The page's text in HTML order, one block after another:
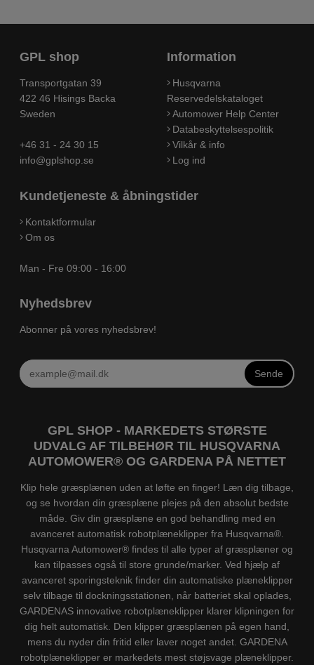
GPL shop
Transportgatan 39
422 46 Hisings Backa
Sweden
+46 31 - 24 30 15
info@gplshop.se
Information
Husqvarna
Reservedelskataloget
Automower Help Center
Databeskyttelsespolitik
Vilkår & info
Log ind
Kundetjeneste & åbningstider
Kontaktformular
Om os
Man - Fre 09:00 - 16:00
Nyhedsbrev
Abonner på vores nyhedsbrev!
Sende
GPL SHOP - MARKEDETS STØRSTE
UDVALG AF TILBEHØR TIL HUSQVARNA
AUTOMOWER® OG GARDENA PÅ NETTET
Klip hele græsplænen uden at løfte en finger! Læn dig tilbage,
og se hvordan din græsplæne plejes på den absolut bedste
måde. Giv din græsplæne en god behandling med en
avanceret automatisk robotplæneklipper fra Husqvarna®.
Husqvarna Automower® findes til alle typer af græsplæner og
kan tilpasses også til store grunde/marker. Ved hjælp af
avanceret sporingsteknik finder din automatiske plæneklipper
selv tilbage til dockningsstationen, når batteriet skal oplades,
GARDENAS innovative robotplæneklipper klarer klipningen for
dig helt automatisk. Den klipper græsplænen på egen hand,
mens du nyder din fritid eller laver noget andet. GARDENA
robotplæneklipper er markedets mest støjsvage plæneklipper.